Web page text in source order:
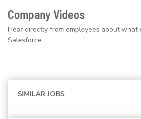
Company Videos
Hear directly from employees about
Salesforce.
SIMILAR JOBS